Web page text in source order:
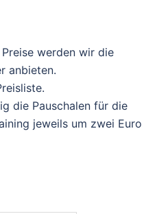
werden wir die
anbieten.
die Pauschalen für die
jeweils um zwei Euro